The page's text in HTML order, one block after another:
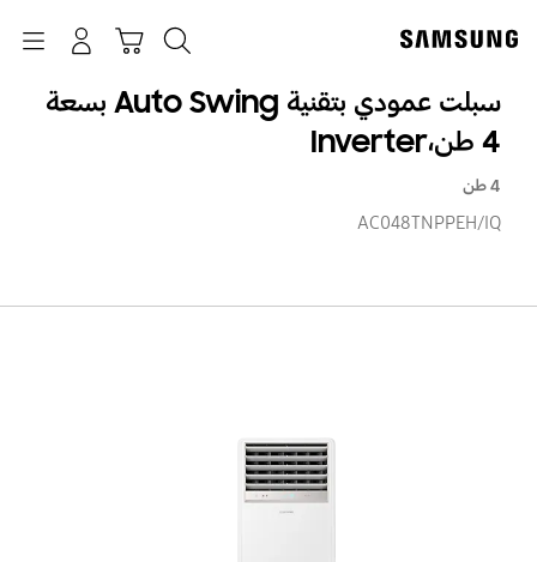
سبلت عمودي بتقنية Auto Swing بسعة
4 طن،Inverter
4 طن
AC048TNPPEH/IQ